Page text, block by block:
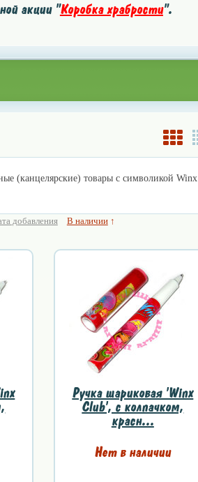
акции "Коробка храбрости".
(канцелярские) товары с символикой Winx
добавления В наличии↑
Ручка шариковая 'Winx
Club', с колпачком,
красн...
Нет в наличии